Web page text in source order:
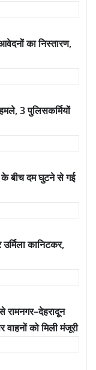
का निस्तारण,
3 पुलिसकर्मियों
के बीच दम घुटने से गई
कानिटकर,
रामनगर–देहरादून
को मिली मंजूरी